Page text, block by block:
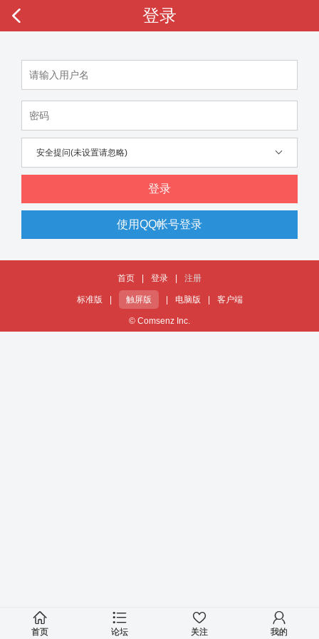
登录
安全提问(未设置请忽略)
登录
使用QQ帐号登录
首页 登录 注册
标准版 触屏版 电脑版 客户端
© Comsenz Inc.
首页 论坛 关注 我的